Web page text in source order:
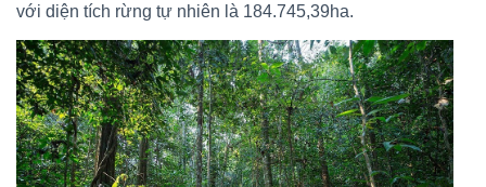
với diện tích rừng tự nhiên là 184.745,39ha.